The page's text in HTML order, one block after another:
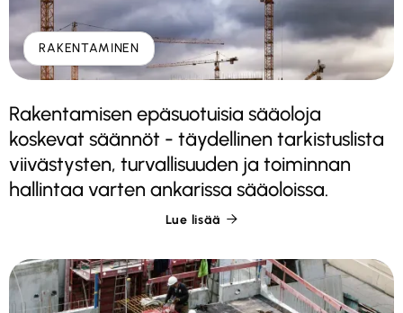
RAKENTAMINEN
Rakentamisen epäsuotuisia sääoloja
koskevat säännöt - täydellinen tarkistuslista
viivästysten, turvallisuuden ja toiminnan
hallintaa varten ankarissa sääoloissa.
Lue lisää 